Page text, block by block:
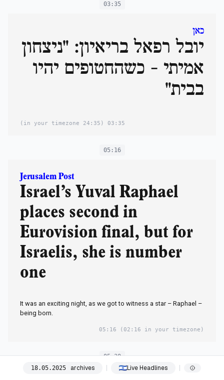
03:35
כאן
יובל רפאל בריאיון: "ניצחון
אמיתי - כשהחטופים יהיו
בבית"
03:35
(24:35 in your timezone)
05:16
Jerusalem Post
Israel’s Yuval Raphael
places second in
Eurovision final, but for
Israelis, she is number
one
It was an exciting night, as we got to witness a star – Raphael –
being born.
05:16 (02:16 in your timezone)
05:30
18.05.2025 archives Live Headlines